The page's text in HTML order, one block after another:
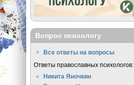
Вопрос психологу
Все ответы на вопросы
Ответы православных психологов:
Никита Яночкин